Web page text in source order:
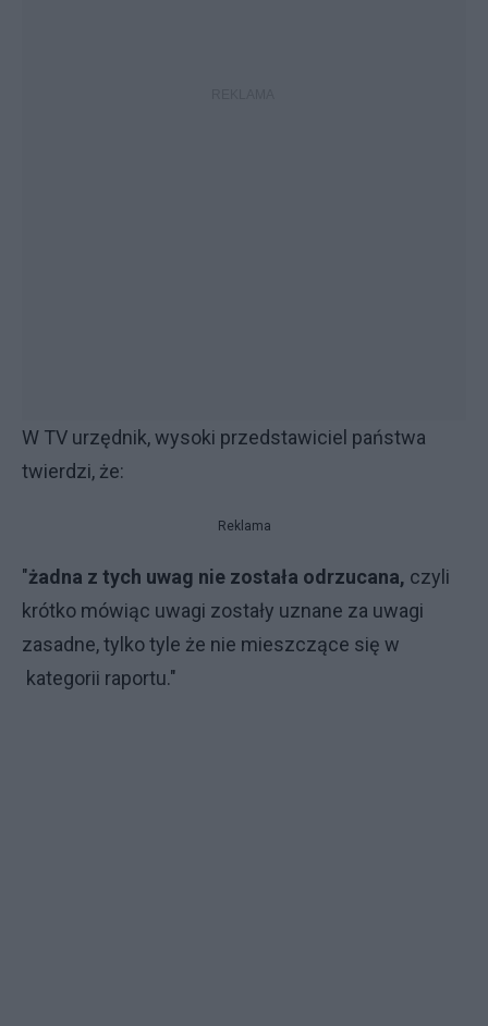
W TV urzędnik, wysoki przedstawiciel państwa
twierdzi, że:
Reklama
"żadna z tych uwag nie została odrzucana, czyli
krótko mówiąc uwagi zostały uznane za uwagi
zasadne, tylko tyle że nie mieszczące się w
kategorii raportu."